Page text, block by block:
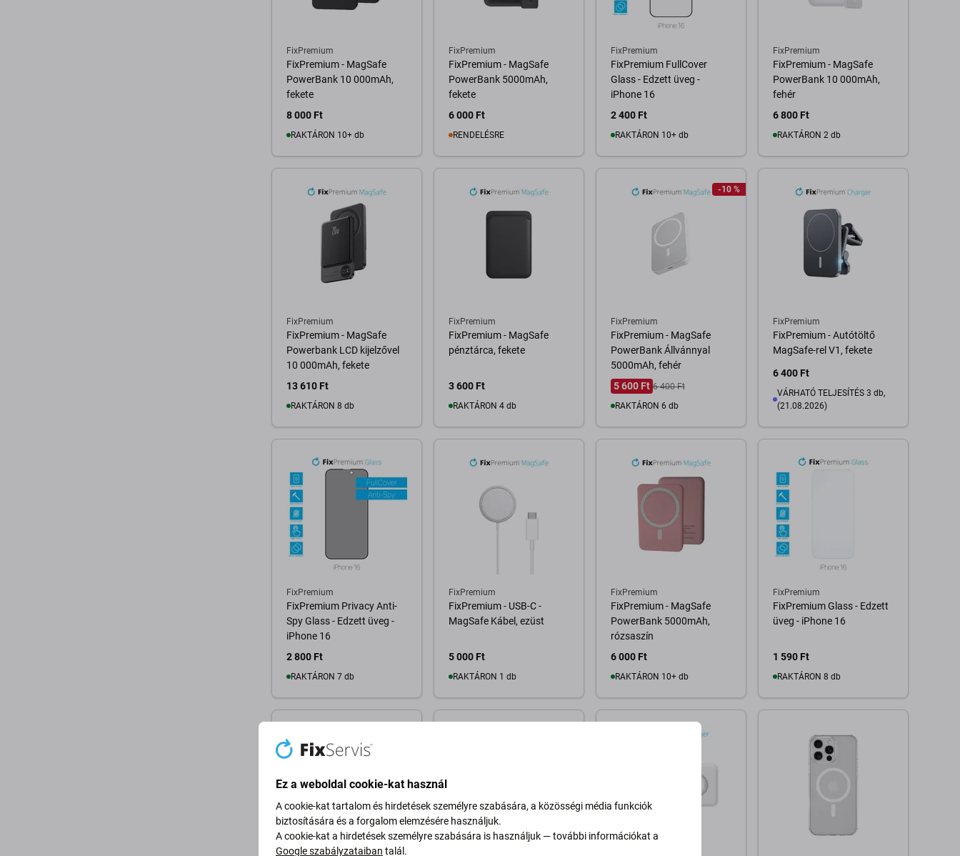
FixPremium
FixPremium - MagSafe
PowerBank 10 000mAh,
fekete
8 000 Ft
RAKTÁRON 10+ db
FixPremium
FixPremium - MagSafe
PowerBank 5000mAh,
fekete
6 000 Ft
RENDELÉSRE
FixPremium
FixPremium FullCover
Glass - Edzett üveg -
iPhone 16
2 400 Ft
RAKTÁRON 10+ db
FixPremium
FixPremium - MagSafe
PowerBank 10 000mAh,
fehér
6 800 Ft
RAKTÁRON 2 db
FixPremium
FixPremium - MagSafe
Powerbank LCD kijelzővel
10 000mAh, fekete
13 610 Ft
RAKTÁRON 8 db
FixPremium
FixPremium - MagSafe
pénztárca, fekete
3 600 Ft
RAKTÁRON 4 db
-10 %
FixPremium
FixPremium - MagSafe
PowerBank Állvánnyal
5000mAh, fehér
5 600 Ft 6 400 Ft
RAKTÁRON 6 db
FixPremium
FixPremium - Autótöltő
MagSafe-rel V1, fekete
6 400 Ft
VÁRHATÓ TELJESÍTÉS 3 db,
(21.08.2026)
Kosárba
FixPremium
FixPremium Privacy Anti-
Spy Glass - Edzett üveg -
iPhone 16
2 800 Ft
RAKTÁRON 7 db
FixPremium
FixPremium - USB-C -
MagSafe Kábel, ezüst
5 000 Ft
RAKTÁRON 1 db
FixPremium
FixPremium - MagSafe
PowerBank 5000mAh,
rózsaszín
6 000 Ft
RAKTÁRON 10+ db
FixPremium
FixPremium Glass - Edzett
üveg - iPhone 16
1 590 Ft
RAKTÁRON 8 db
Ez a weboldal cookie-kat használ
A cookie-kat tartalom és hirdetések személyre szabására, a közösségi média funkciók
biztosítására és a forgalom elemzésére használjuk.
A cookie-kat a hirdetések személyre szabására is használjuk — további információkat a
Google szabályzataiban talál.